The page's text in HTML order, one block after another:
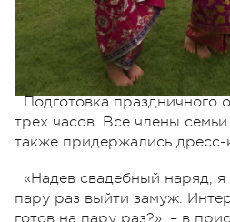
Подготовка праздничного
трех часов. Все члены
также придержались дресс-
«Надев свадебный наряд,
пару раз выйти замуж.
готов на пару раз?», – в